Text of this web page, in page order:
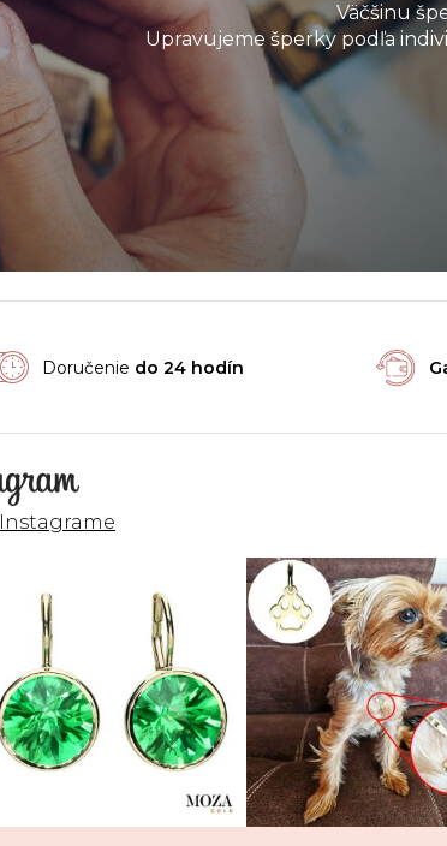
Väčšinu
Upravujeme šperky podľa
Doručenie do 24 hodín
Instagrame